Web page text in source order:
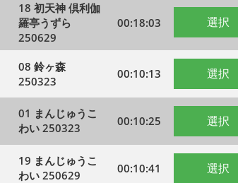
18 初天神 倶利伽
羅亭うずら
250629
00:18:03 選択
08 鈴ヶ森
250323
00:10:13 選択
01 まんじゅうこ
わい 250323
00:10:25 選択
19 まんじゅうこ
わい 250629
00:10:41 選択